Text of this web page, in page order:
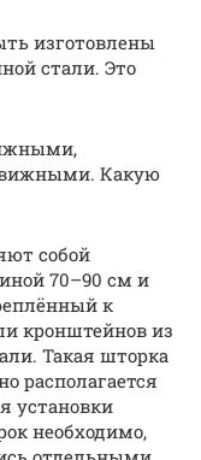
изготовлены
стали. Это
Какую
собой
70–90 см и
к
кронштейнов из
Такая шторка
располагается
установки
необходимо,